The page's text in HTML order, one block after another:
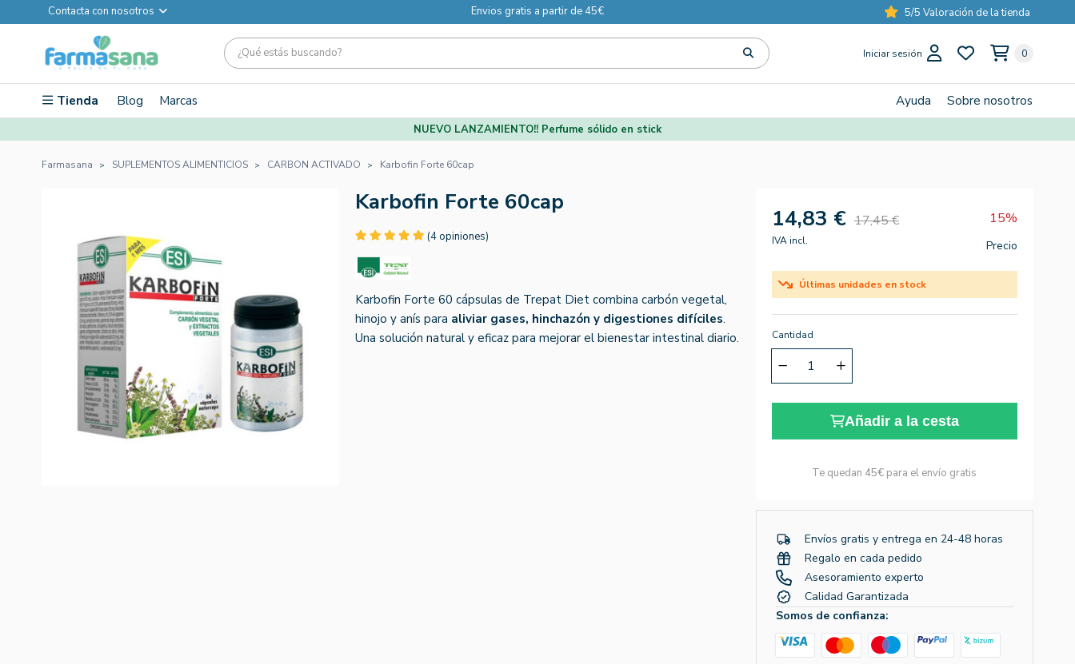
Contacta con nosotros Envios gratis a partir de 45€ 5/5 Valoración de la tienda
Iniciar sesión 0
Tienda Blog Marcas Ayuda Sobre nosotros
NUEVO LANZAMIENTO!! Perfume sólido en stick
Farmasana SUPLEMENTOS ALIMENTICIOS CARBON ACTIVADO Karbofin Forte 60cap
Karbofin Forte 60cap
(4 opiniones)
Karbofin Forte 60 cápsulas de Trepat Diet combina carbón vegetal,
hinojo y anís para aliviar gases, hinchazón y digestiones difíciles.
Una solución natural y eficaz para mejorar el bienestar intestinal diario.
14,83 € 17,45 € 15%
IVA incl. Precio
Últimas unidades en stock
Cantidad
Añadir a la cesta
Te quedan 45€ para el envío gratis
Envíos gratis y entrega en 24-48 horas
Regalo en cada pedido
Asesoramiento experto
Calidad Garantizada
Somos de confianza: